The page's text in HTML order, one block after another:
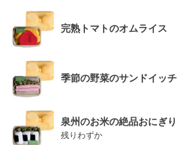
完熟トマトのオムライス
季節の野菜のサンドイッチ
泉州のお米の絶品おにぎり
残りわずか